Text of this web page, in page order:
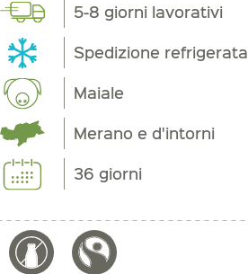
5-8 giorni lavorativi
Spedizione refrigerata
Maiale
Merano e d'intorni
36 giorni